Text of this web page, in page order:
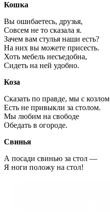
Кошка
Вы ошибаетесь, друзья,
Совсем не то сказала я.
Зачем вам стулья наши есть?
На них вы можете присесть.
Хоть мебель несъедобна,
Сидеть на ней удобно.
Коза
Сказать по правде, мы с козлом
Есть не привыкли за столом.
Мы любим на свободе
Обедать в огороде.
Свинья
А посади свинью за стол —
Я ноги положу на стол!